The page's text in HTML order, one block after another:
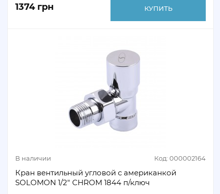
1374 грн КУПИТЬ
В наличии Код: 000002164
Кран вентильный угловой с американкой
SOLOMON 1/2" CHROM 1844 п/ключ